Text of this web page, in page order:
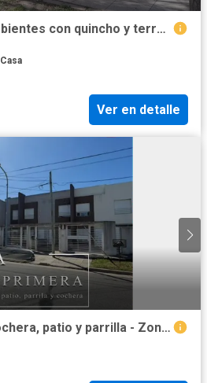
Casa americana 3 ambientes con quincho y terraza/ Barrio Sarmiento
Casa
Ver en detalle
VENTA - PH 2 amb, cochera, patio y parrilla - Zona Villa Primera